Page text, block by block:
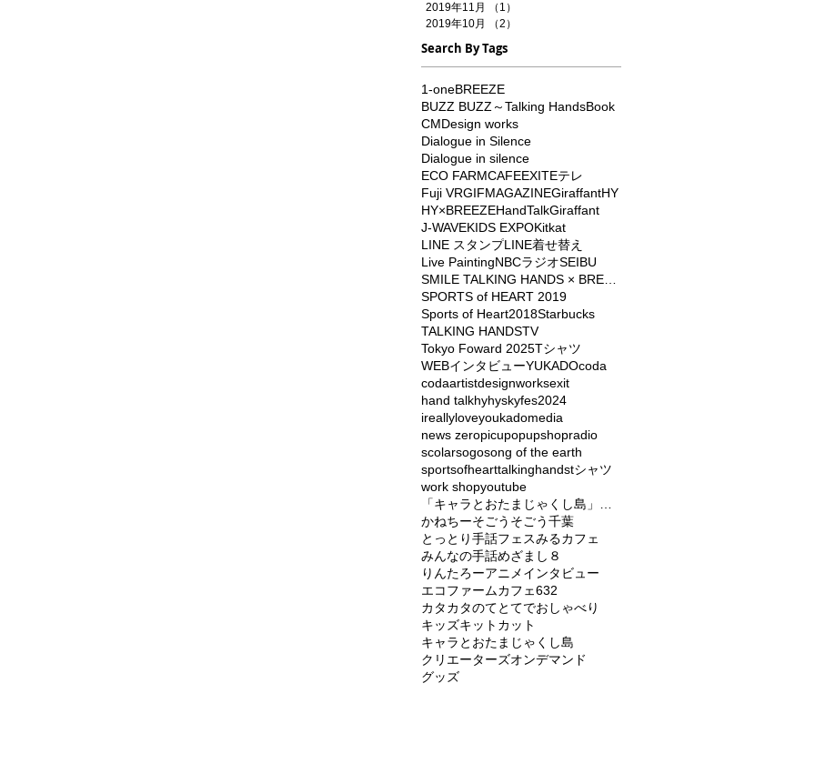
2019年11月
（1）
2019年10月
（2）
Search By Tags
1-oneBREEZE
BUZZ BUZZ～Talking HandsBook
CMDesign works
Dialogue in Silence
Dialogue in silence
ECO FARMCAFEEXITEテレ
Fuji VRGIFMAGAZINEGiraffantHY
HY×BREEZEHandTalkGiraffant
J-WAVEKIDS EXPOKitkat
LINE スタンプLINE着せ替え
Live PaintingNBCラジオSEIBU
SPORTS of HEART 2019
Sports of Heart2018Starbucks
TALKING HANDSTV
Tokyo Foward 2025Tシャツ
WEBインタビューYUKADOcoda
codaartistdesignworksexit
hand talkhyhyskyfes2024
ireallyloveyoukadomedia
news zeropicupopupshopradio
scolarsogosong of the earth
sportsofhearttalkinghandstシャツ
work shopyoutube
かねちーそごう そごう千葉
とっとり手話フェスみるカフェ
みんなの手話めざまし８
りんたろーアニメインタビュー
エコファームカフェ632
カタカタのてとてでおしゃべり
キッズキットカット
キャラとおたまじゃくし島
クリエーターズオンデマンド
グッズ